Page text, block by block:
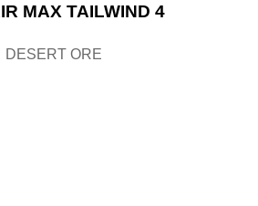
MAX TAILWIND 4
DESERT ORE